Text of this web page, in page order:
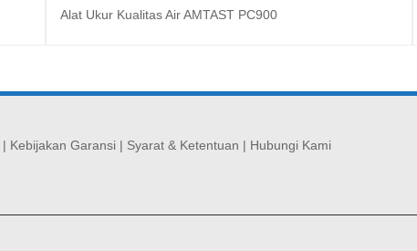
Baca selengkapnya
Alat Ukur Kualitas Air AMTAST PC900
| Kebijakan Garansi | Syarat & Ketentuan | Hubungi Kami